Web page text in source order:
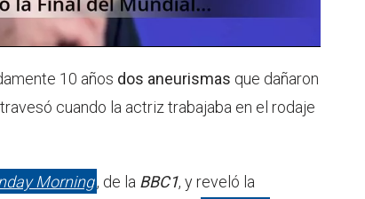
10 años dos aneurismas que dañaron
cuando la actriz trabajaba en el rodaje
Morning, de la BBC1, y reveló la